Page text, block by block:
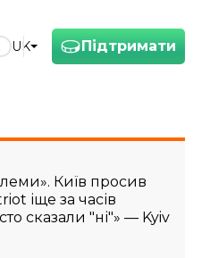
Підтримати
UK
Київ просив
іще за часів
сказали "ні"» — Kyiv